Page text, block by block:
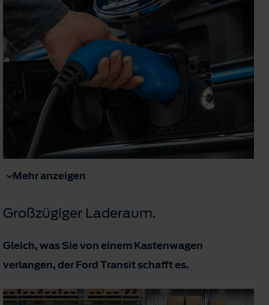
Mehr anzeigen
Großzügiger Laderaum.
Gleich, was Sie von einem Kastenwagen
verlangen, der Ford Transit schafft es.